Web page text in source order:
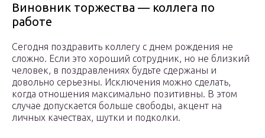
Виновник торжества — коллега по
работе
Сегодня поздравить коллегу с днем рождения не
сложно. Если это хороший сотрудник, но не близкий
человек, в поздравлениях будьте сдержаны и
довольно серьезны. Исключения можно сделать,
когда отношения максимально позитивны. В этом
случае допускается больше свободы, акцент на
личных качествах, шутки и подколки.